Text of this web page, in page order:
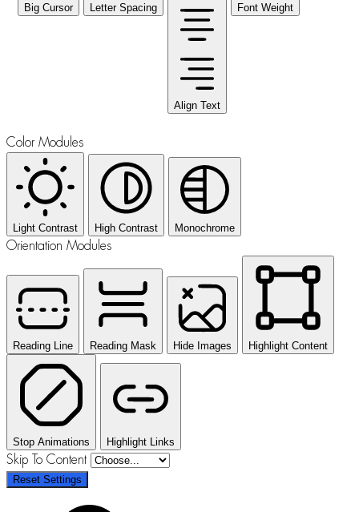
Big Cursor Letter Spacing
Align Text
Font Weight
Color Modules
Light Contrast High Contrast Monochrome
Orientation Modules
Reading Line Reading Mask Hide Images Highlight Content
Stop Animations Highlight Links
Skip To Content
Reset Settings